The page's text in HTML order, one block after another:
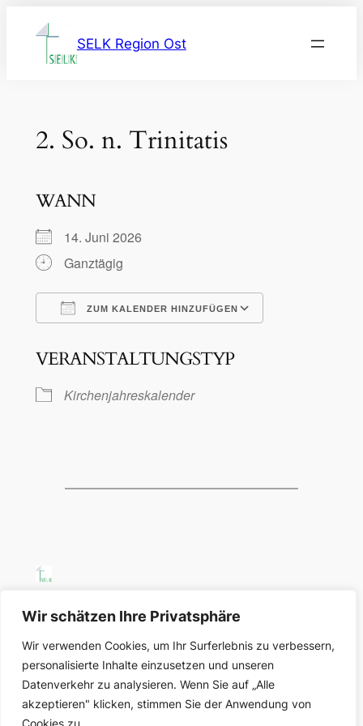
Wir schätzen Ihre Privatsphäre
Wir verwenden Cookies, um Ihr Surferlebnis zu verbessern,
personalisierte Inhalte einzusetzen und unseren
Datenverkehr zu analysieren. Wenn Sie auf „Alle
akzeptieren" klicken, stimmen Sie der Anwendung von
Cookies zu.
Inhalt
springen
SELK Region Ost
2. So. n. Trinitatis
WANN
14. Juni 2026
Ganztägig
ZUM KALENDER HINZUFÜGEN
VERANSTALTUNGSTYP
Kirchenjahreskalender
Region Ost der Selbständigen Evangelisch-
Lutherischen Kirche in Deutschland
Über uns Datenschutz